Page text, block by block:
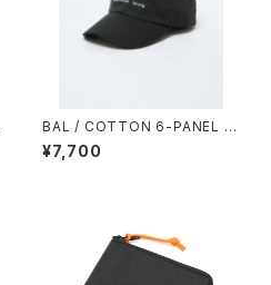
BAL / COTTON 6-PANEL H
AT
¥7,700